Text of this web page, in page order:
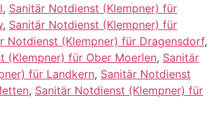
, Sanitär Notdienst (Klempner) für
, Sanitär Notdienst (Klempner) für
Notdienst (Klempner) für Dragensdorf,
(Klempner) für Ober Moerlen, Sanitär
für Landkern, Sanitär Notdienst
, Sanitär Notdienst (Klempner) für